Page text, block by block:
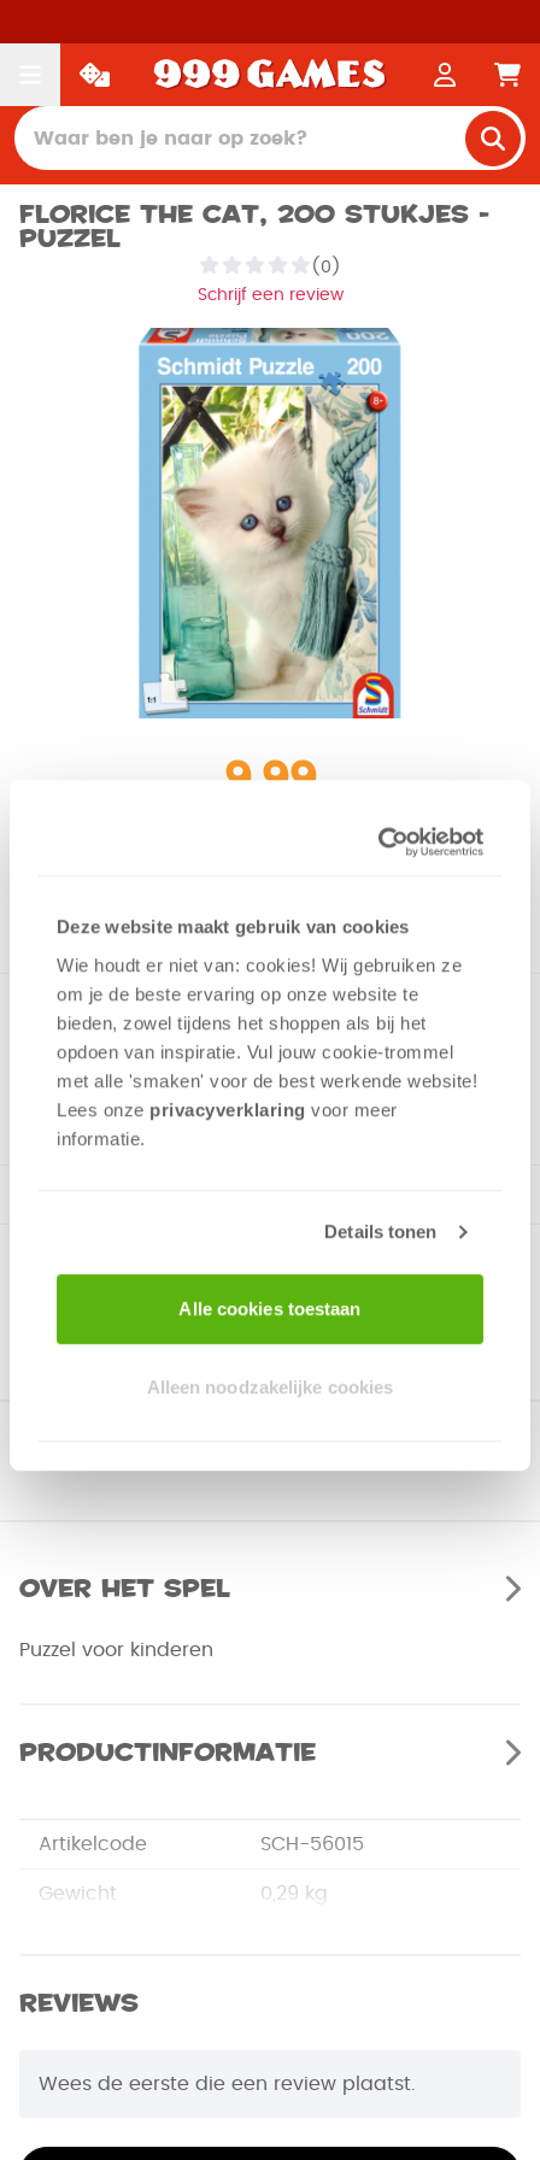
Deze website maakt gebruik van cookies
Wie houdt er niet van: cookies! Wij gebruiken ze
om je de beste ervaring op onze website te
bieden, zowel tijdens het shoppen als bij het
opdoen van inspiratie. Vul jouw cookie-trommel
met alle 'smaken' voor de best werkende website​!
Lees onze privacyverklaring voor meer
informatie.
Details tonen
Alle cookies toestaan
Alleen noodzakelijke cookies
Florice the Cat, 200 stukjes -
Puzzel
(0)
Schrijf een review
9,99
v.a. 8 jaar
Over het spel
Puzzel voor kinderen
Productinformatie
Artikelcode SCH-56015
Gewicht 0,29 kg
Afmetingen
Puzzelstukjes 200
Reviews
Wees de eerste die een review plaatst.